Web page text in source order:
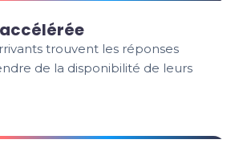
trouvent les réponses
de la disponibilité de leurs